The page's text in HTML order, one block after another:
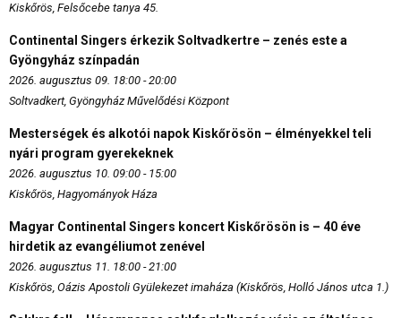
Kiskőrös, Felsőcebe tanya 45.
Continental Singers érkezik Soltvadkertre – zenés este a
Gyöngyház színpadán
2026. augusztus 09. 18:00 - 20:00
Soltvadkert, Gyöngyház Művelődési Központ
Mesterségek és alkotói napok Kiskőrösön – élményekkel teli
nyári program gyerekeknek
2026. augusztus 10. 09:00 - 15:00
Kiskőrös, Hagyományok Háza
Magyar Continental Singers koncert Kiskőrösön is – 40 éve
hirdetik az evangéliumot zenével
2026. augusztus 11. 18:00 - 21:00
Kiskőrös, Oázis Apostoli Gyülekezet imaháza (Kiskőrös, Holló János utca 1.)